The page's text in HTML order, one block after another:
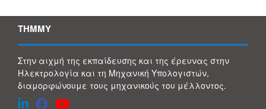
ΤΗΜΜΥ
Στην αιχμή της εκπαίδευσης και της έρευνας στην
Ηλεκτρολογία και τη Μηχανική Υπολογιστών,
διαμορφώνουμε τους μηχανικούς του μέλλοντος.